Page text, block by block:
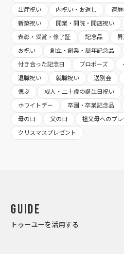
出産祝い
内祝い・お返し
還
新築祝い
開業・開院・開店祝い
表彰・受賞・修了証
記念品
お祝い
創立・創業・周年記念品
付き合った記念日
プロポーズ
退職祝い
就職祝い 送別会
偲ぶ
成人・二十歳の誕生日祝い
ホワイトデー
卒園・卒業記念品
母の日
父の日
祖父母へのプ
クリスマスプレゼント
Guide
トゥーユーを活用する